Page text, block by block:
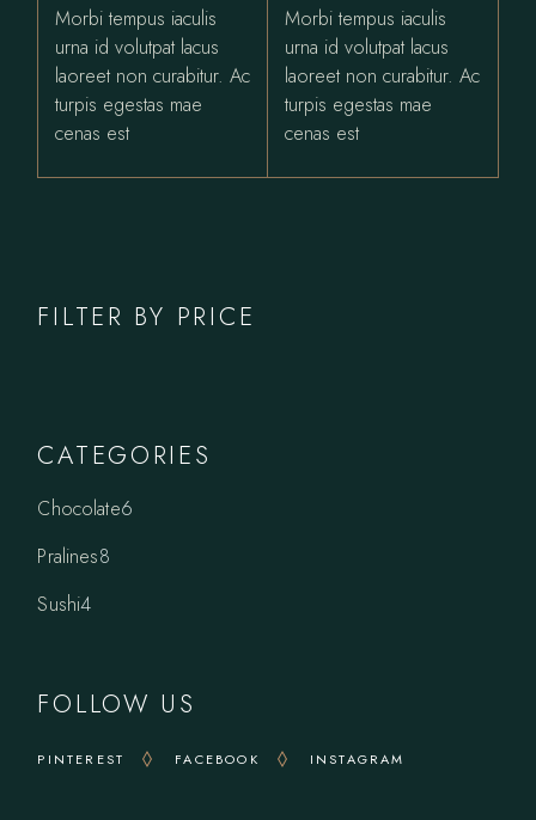
Morbi tempus iaculis
urna id volutpat lacus
laoreet non curabitur. Ac
turpis egestas mae
cenas est
Morbi tempus iaculis
urna id volutpat lacus
laoreet non curabitur. Ac
turpis egestas mae
cenas est
FILTER BY PRICE
CATEGORIES
Chocolate6products
Pralines8products
Sushi4products
FOLLOW US
PINTEREST FACEBOOK INSTAGRAM